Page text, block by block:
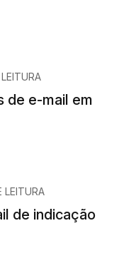
de e-mail em
LEITURA
de indicação